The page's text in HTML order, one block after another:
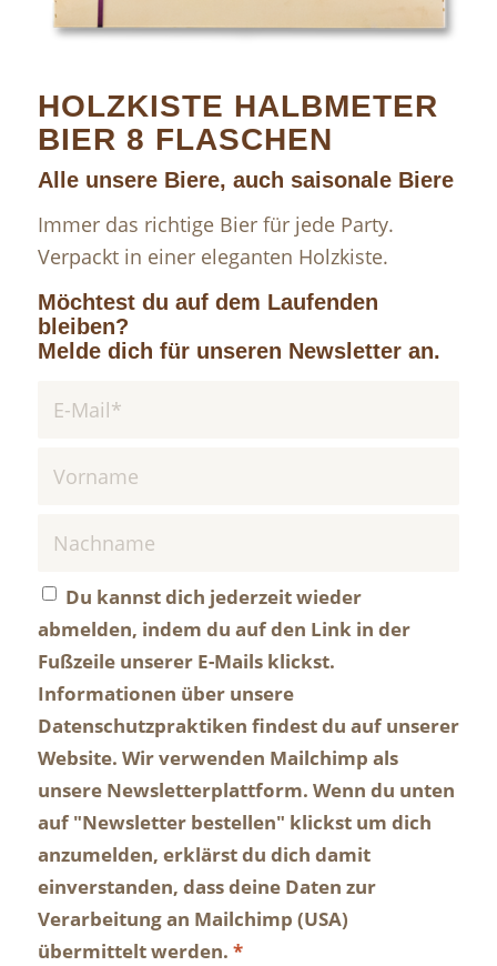
HOLZKISTE HALBMETER
BIER 8 FLASCHEN
Alle unsere Biere, auch saisonale Biere
Immer das richtige Bier für jede Party.
Verpackt in einer eleganten Holzkiste.
Möchtest du auf dem Laufenden
bleiben?
Melde dich für unseren Newsletter an.
Du kannst dich jederzeit wieder
abmelden, indem du auf den Link in der
Fußzeile unserer E-Mails klickst.
Informationen über unsere
Datenschutzpraktiken findest du auf unserer
Website. Wir verwenden Mailchimp als
unsere Newsletterplattform. Wenn du unten
auf "Newsletter bestellen" klickst um dich
anzumelden, erklärst du dich damit
einverstanden, dass deine Daten zur
Verarbeitung an Mailchimp (USA)
übermittelt werden. *